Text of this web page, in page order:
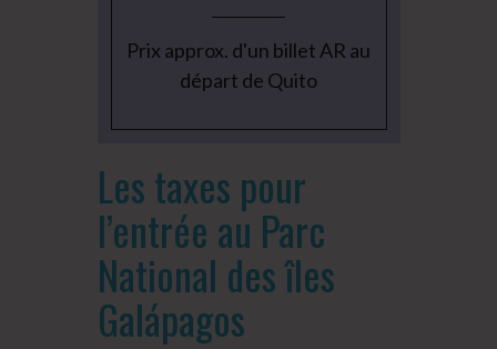
Prix approx. d'un billet AR au
départ de Quito
Les taxes pour
l’entrée au Parc
National des îles
Galápagos